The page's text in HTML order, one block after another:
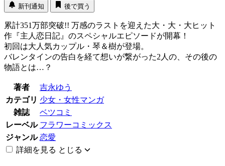
新刊通知 後で買う
累計351万部突破!! 万感のラストを迎えた大・大・大ヒット
作『主人恋日記』のスペシャルエピソードが開幕！
初回は大人気カップル・琴＆樹が登場。
バレンタインの告白を経て想いが繋がった2人の、その後の
物語とは…？
著者
吉永ゆう
カテゴリ 少女・女性マンガ
雑誌
ベツコミ
レーベル フラワーコミックス
ジャンル 恋愛
詳細を見る とじる